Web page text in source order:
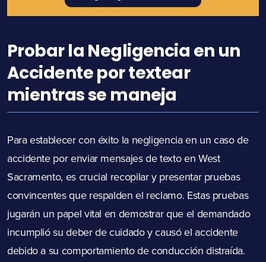
Probar la Negligencia en un
Accidente por textear
mientras se maneja
Para establecer con éxito la negligencia en un caso de
accidente por enviar mensajes de texto en West
Sacramento, es crucial recopilar y presentar pruebas
convincentes que respalden el reclamo. Estas pruebas
jugarán un papel vital en demostrar que el demandado
incumplió su deber de cuidado y causó el accidente
debido a su comportamiento de conducción distraída.